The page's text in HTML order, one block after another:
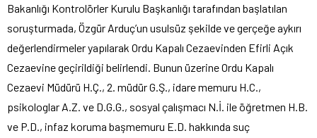
Bakanlığı Kontrolörler Kurulu Başkanlığı tarafından başlatılan
soruşturmada, Özgür Arduç’un usulsüz şekilde ve gerçeğe aykırı
değerlendirmeler yapılarak Ordu Kapalı Cezaevinden Efirli Açık
Cezaevine geçirildiği belirlendi. Bunun üzerine Ordu Kapalı
Cezaevi Müdürü H.Ç., 2. müdür G.Ş., idare memuru H.C.,
psikologlar A.Z. ve D.G.G., sosyal çalışmacı N.İ. ile öğretmen H.B.
ve P.D., infaz koruma başmemuru E.D. hakkında suç